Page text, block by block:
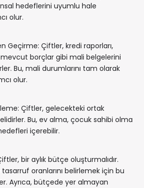
hedeflerini uyumlu hale
olur.
Geçirme: Çiftler, kredi raporları,
mevcut borçlar gibi mali belgelerini
Bu, mali durumlarını tam olarak
olur.
Çiftler, gelecekteki ortak
Bu, ev alma, çocuk sahibi olma
içerebilir.
bir aylık bütçe oluşturmalıdır.
oranlarını belirlemek için bu
Ayrıca, bütçede yer almayan